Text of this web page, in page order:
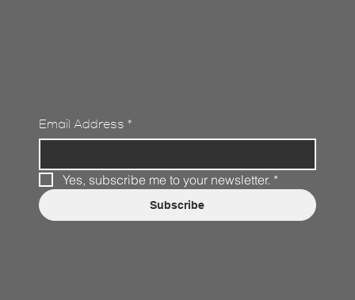
Email Address *
Yes, subscribe me to your newsletter. *
Subscribe